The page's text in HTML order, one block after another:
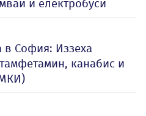
и електробуси
в София: Иззеха
канабис и